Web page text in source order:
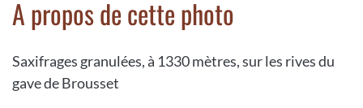
A propos de cette photo
Saxifrages granulées, à 1330 mètres, sur les rives du
gave de Brousset